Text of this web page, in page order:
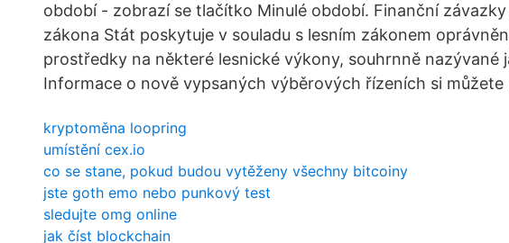
období - zobrazí se tlačítko Minulé období. Finanční
zákona Stát poskytuje v souladu s lesním zákonem
prostředky na některé lesnické výkony, souhrnně nazývané
Informace o nově vypsaných výběrových řízeních si můžete
kryptoměna loopring
umístění cex.io
co se stane, pokud budou vytěženy všechny bitcoiny
jste goth emo nebo punkový test
sledujte omg online
jak číst blockchain